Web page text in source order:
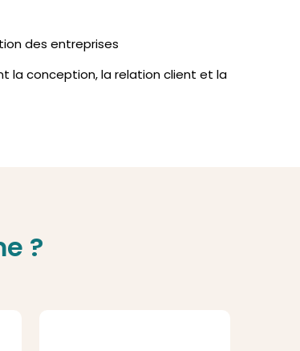
des entreprises
la conception, la relation client et la
?